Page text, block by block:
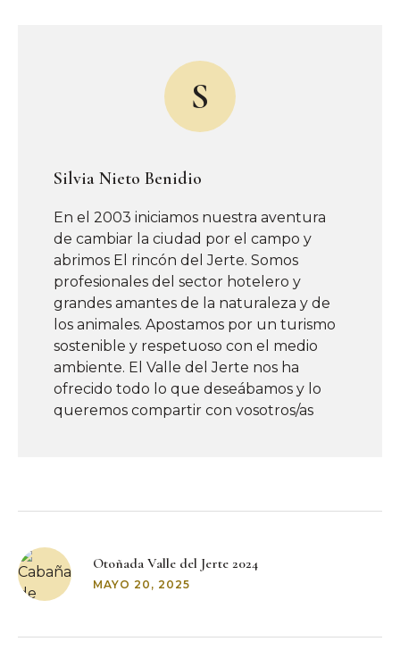
S
Silvia Nieto Benidio
En el 2003 iniciamos nuestra aventura
de cambiar la ciudad por el campo y
abrimos El rincón del Jerte. Somos
profesionales del sector hotelero y
grandes amantes de la naturaleza y de
los animales. Apostamos por un turismo
sostenible y respetuoso con el medio
ambiente. El Valle del Jerte nos ha
ofrecido todo lo que deseábamos y lo
queremos compartir con vosotros/as
navigationOtoñada Valle del Jerte 2024
MAYO 20, 2025